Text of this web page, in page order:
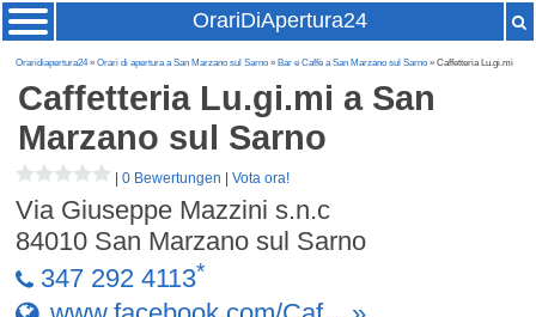
OrariDiApertura24
Oraridiapertura24»Orari di apertura a San Marzano sul Sarno » Bar e Caffè a San Marzano sul Sarno » Caffetteria Lu.gi.mi
Caffetteria Lu.gi.mi a San
Marzano sul Sarno
|0 Bewertungen |Vota ora!
Via Giuseppe Mazzini s.n.c
84010 San Marzano sul Sarno
347 292 4113*